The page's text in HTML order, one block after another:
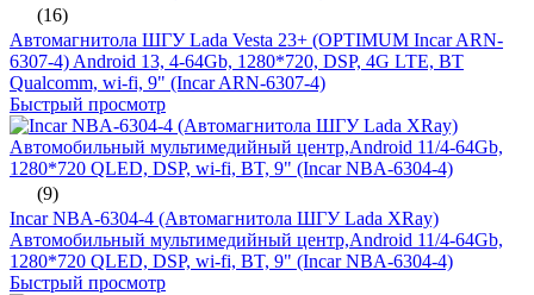
(16)
Автомагнитола ШГУ Lada Vesta 23+ (OPTIMUM Incar ARN-
6307-4) Android 13, 4-64Gb, 1280*720, DSP, 4G LTE, BT
Qualcomm, wi-fi, 9" (Incar ARN-6307-4)
Быстрый просмотр
(9)
Incar NBA-6304-4 (Автомагнитола ШГУ Lada XRay)
Автомобильный мультимедийный центр,Android 11/4-64Gb,
1280*720 QLED, DSP, wi-fi, BT, 9" (Incar NBA-6304-4)
Быстрый просмотр